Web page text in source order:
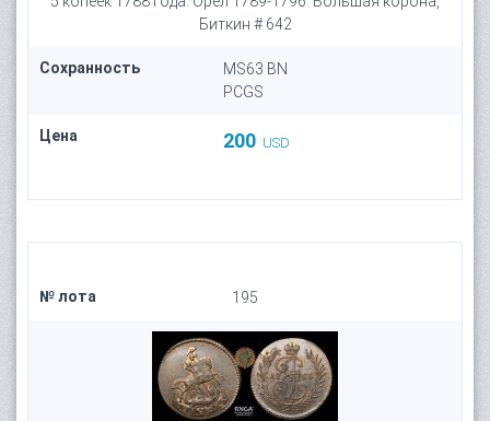
Биткин # 642
Сохранность
MS63 BN
PCGS
Цена 200 USD
№ лота 195